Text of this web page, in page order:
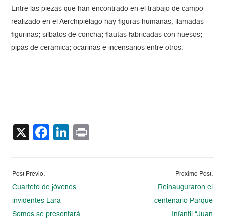
Entre las piezas que han encontrado en el trabajo de campo
realizado en el Aerchipiélago hay figuras humanas, llamadas
figurinas; silbatos de concha; flautas fabricadas con huesos;
pipas de cerámica; ocarinas e incensarios entre otros.
X Facebook
LinkedIn
Post Previo:
Cuarteto de jóvenes
invidentes Lara
Somos se presentará
Proximo Post:
Reinauguraron el
centenario Parque
Infantil “Juan